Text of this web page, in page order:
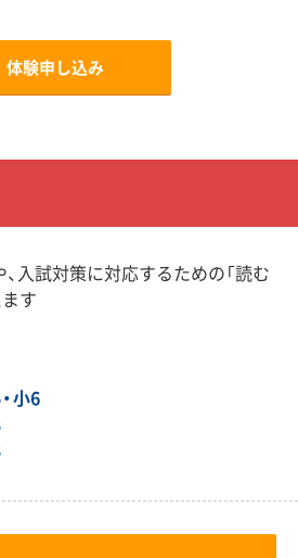
体験申し込み
入試対策に対応するための「読む
ます
小6